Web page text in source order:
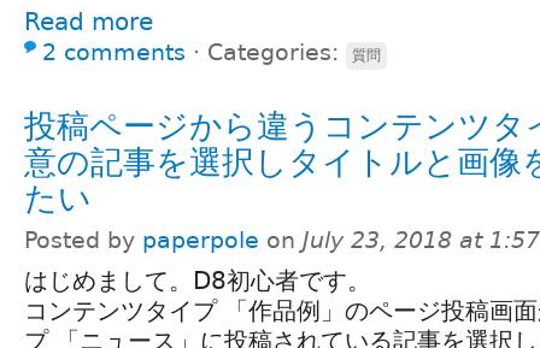
Read more
2 comments ⋅ Categories: 質問
投稿ページから違うコンテンツタ
意の記事を選択しタイトルと画像
たい
Posted by paperpole on July 23, 2018 at
はじめまして。D8初心者です。
コンテンツタイプ 「作品例」のページ投稿画
プ 「ニュース」に投稿されている記事を選択